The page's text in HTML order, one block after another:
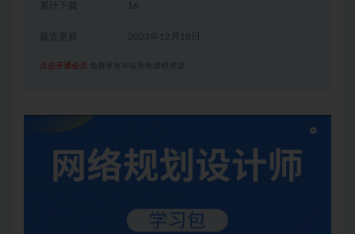
累计下载 16
2023年12月18日
点击开通会员 免费享有本站所有课程资源